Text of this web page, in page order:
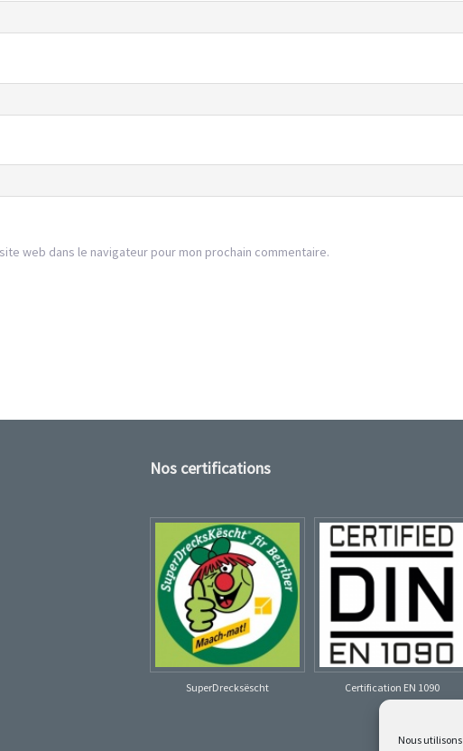
Nous
web dans le navigateur pour mon prochain commentaire.
Nos certifications
SuperDrecksëscht Certification EN 1090